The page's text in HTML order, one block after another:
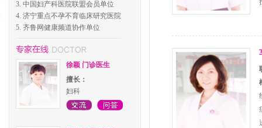
3. 中国妇产科医院联盟会员单位
4. 济宁重点不孕不育临床研究医院
5. 齐鲁网健康频道协作单位
徐颖 门诊医生
擅长：
妇科